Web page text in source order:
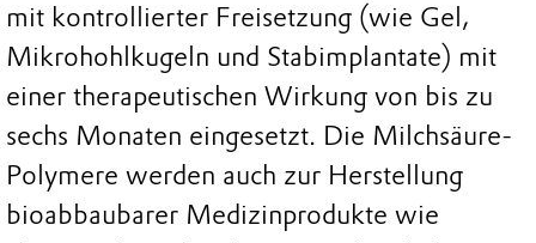
mit kontrollierter Freisetzung (wie Gel,
Mikrohohlkugeln und Stabimplantate) mit
einer therapeutischen Wirkung von bis zu
sechs Monaten eingesetzt. Die Milchsäure-
Polymere werden auch zur Herstellung
bioabbaubarer Medizinprodukte wie